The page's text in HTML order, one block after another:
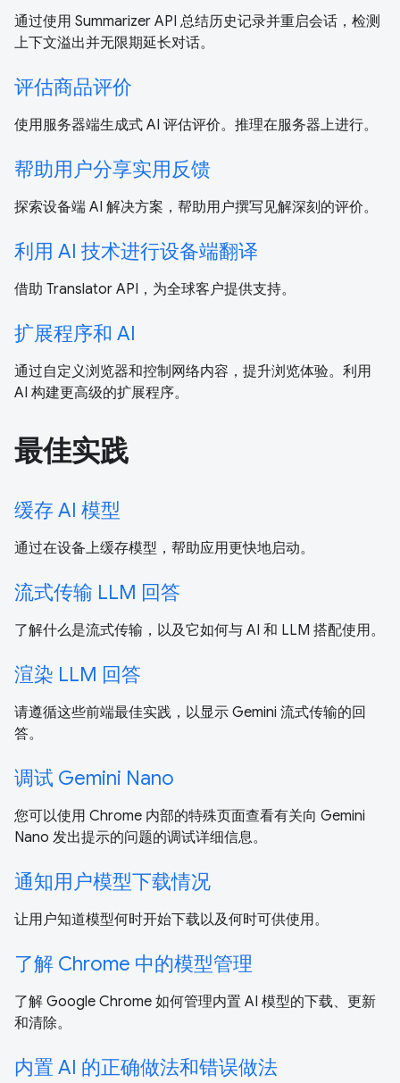
通过使用 Summarizer API 总结历史记录并重启会话，检测
上下文溢出并无限期延长对话。
评估商品评价
使用服务器端生成式 AI 评估评价。推理在服务器上进行。
帮助用户分享实用反馈
探索设备端 AI 解决方案，帮助用户撰写见解深刻的评价。
利用 AI 技术进行设备端翻译
借助 Translator API，为全球客户提供支持。
扩展程序和 AI
通过自定义浏览器和控制网络内容，提升浏览体验。利用
AI 构建更高级的扩展程序。
最佳实践
缓存 AI 模型
通过在设备上缓存模型，帮助应用更快地启动。
流式传输 LLM 回答
了解什么是流式传输，以及它如何与 AI 和 LLM 搭配使用。
渲染 LLM 回答
请遵循这些前端最佳实践，以显示 Gemini 流式传输的回
答。
调试 Gemini Nano
您可以使用 Chrome 内部的特殊页面查看有关向 Gemini
Nano 发出提示的问题的调试详细信息。
通知用户模型下载情况
让用户知道模型何时开始下载以及何时可供使用。
了解 Chrome 中的模型管理
了解 Google Chrome 如何管理内置 AI 模型的下载、更新
和清除。
内置 AI 的正确做法和错误做法